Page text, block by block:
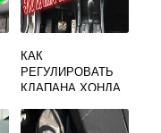
КАК
РЕГУЛИРОВАТЬ
КЛАПАНА ХОНДА